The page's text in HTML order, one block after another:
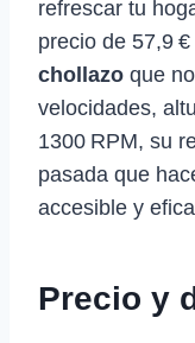
refrescar tu
precio de 57,9
chollazo que
velocidades,
1300 RPM, su
pasada que
accesible y
Precio y